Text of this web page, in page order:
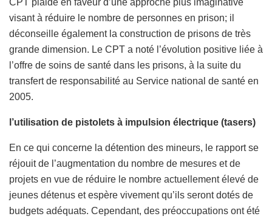
visant à réduire le nombre de personnes en prison; il
déconseille également la construction de prisons de très
grande dimension. Le CPT a noté l’évolution positive liée à
l’offre de soins de santé dans les prisons, à la suite du
transfert de responsabilité au Service national de santé en
2005.
l’utilisation de pistolets à impulsion électrique (tasers)
En ce qui concerne la détention des mineurs, le rapport se
réjouit de l’augmentation du nombre de mesures et de
projets en vue de réduire le nombre actuellement élevé de
jeunes détenus et espère vivement qu’ils seront dotés de
budgets adéquats. Cependant, des préoccupations ont été